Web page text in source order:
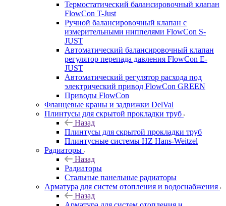
Термостатический балансировочный клапан
FlowСon T-Just
Ручной балансировочный клапан с
измерительными ниппелями FlowСon S-
JUST
Автоматический балансировочный клапан
регулятор перепада давления FlowСon E-
JUST
Автоматический регулятор расхода под
электрический привод FlowСon GREEN
Приводы FlowCon
Фланцевые краны и задвижки DelVal
Плинтусы для скрытой прокладки труб
Назад
Плинтусы для скрытой прокладки труб
Плинтусные системы HZ Hans-Weitzel
Радиаторы
Назад
Радиаторы
Стальные панельные радиаторы
Арматура для систем отопления и водоснабжения
Назад